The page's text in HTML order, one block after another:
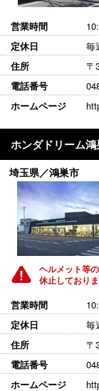
営業時間
定休日
毎
住所
〒
電話番号
ホームページ
埼玉県／鴻巣市
ホンダドリーム鴻
ヘルメット等
休止しておりま
営業時間
定休日
毎
住所
〒
電話番号
ホームページ